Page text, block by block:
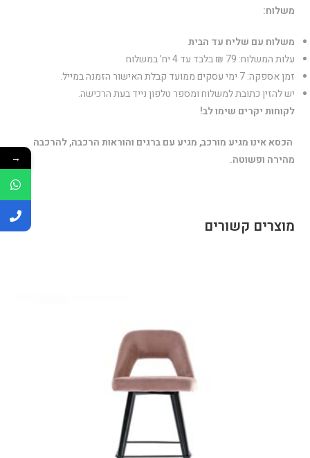
משלוח:
משלוח עם שליח עד הבית
עלות המשלוח: 79 ₪ בלבד עד 4 יח’ במשלוח
זמן אספקה: 7 ימי עסקים ממועד קבלת האישור הזמנה במייל.
יש להזין כתובת למשלוח ומספר טלפון נייד בעת הרכישה.
לקוחות יקרים שימו לב!
הכסא אינו מגיע מורכב, מגיע עם ברגים והוראות הרכבה, להרכבה
מהירה ופשוטה.
מוצרים קשורים
→